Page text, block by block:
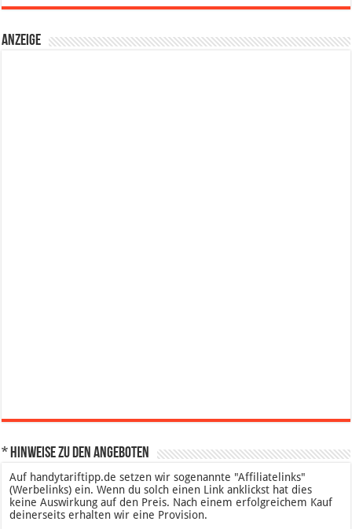
Anzeige
* Hinweise zu den Angeboten
Auf handytariftipp.de setzen wir sogenannte "Affiliatelinks"
(Werbelinks) ein. Wenn du solch einen Link anklickst hat dies
keine Auswirkung auf den Preis. Nach einem erfolgreichem Kauf
deinerseits erhalten wir eine Provision.